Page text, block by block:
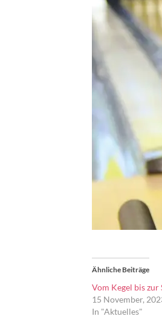
Ähnliche Beiträge
Vom Kegel bis zur
15 November,
In "Aktuelles"